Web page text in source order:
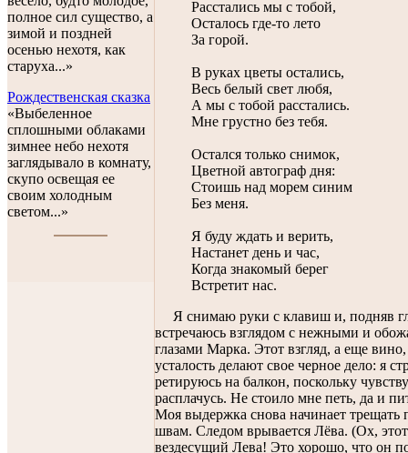
полное сил существо, а
зимой и поздней
осенью нехотя, как
старуха...»
Рождественская сказка
«Выбеленное
сплошными облаками
зимнее небо нехотя
заглядывало в комнату,
скупо освещая ее
своим холодным
светом...»
Расстались мы с тобой,
Осталось где-то лето
За горой.
В руках цветы остались,
Весь белый свет любя,
А мы с тобой расстались.
Мне грустно без тебя.
Остался только снимок,
Цветной автограф дня:
Стоишь над морем синим
Без меня.
Я буду ждать и верить,
Настанет день и час,
Когда знакомый берег
Встретит нас.
Я снимаю руки с клавиш и, подняв
встречаюсь взглядом с нежными и
глазами Марка. Этот взгляд, а еще
усталость делают свое черное дело: я
ретируюсь на балкон, поскольку
расплачусь. Не стоило мне петь, да и
Моя выдержка снова начинает трещать
швам. Следом врывается Лёва. (Ох, этот
вездесущий Лева! Это хорошо, что он